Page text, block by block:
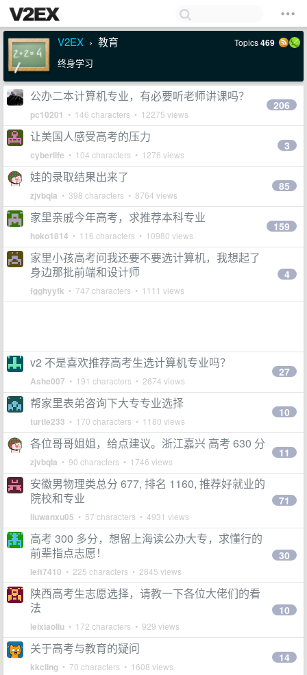
V2EX › 教育 Topics469
终身学习
公办二本计算机专业，有必要听老师讲课吗？
pc10201 • 146 characters • 12275 views
206
让美国人感受高考的压力
cyberlife • 104 characters • 1276 views
3
娃的录取结果出来了
zjvbqla • 398 characters • 8764 views
85
家里亲戚今年高考，求推荐本科专业
hoko1814 • 116 characters • 10980 views
159
家里小孩高考问我还要不要选计算机，我想起了
身边那批前端和设计师
fgghyyfk • 747 characters • 1111 views
4
v2 不是喜欢推荐高考生选计算机专业吗？
Ashe007 • 191 characters • 2674 views
27
帮家里表弟咨询下大专专业选择
turtle233 • 170 characters • 1180 views
10
各位哥哥姐姐，给点建议。浙江嘉兴 高考 630 分
zjvbqla • 90 characters • 1746 views
11
安徽男物理类总分 677, 排名 1160, 推荐好就业的
院校和专业
liuwanxu05 • 57 characters • 4931 views
71
高考 300 多分，想留上海读公办大专，求懂行的
前辈指点志愿！
left7410 • 225 characters • 2845 views
30
陕西高考生志愿选择，请教一下各位大佬们的看
法
leixiaoliu • 172 characters • 929 views
10
关于高考与教育的疑问
kkcling • 70 characters • 1608 views
14